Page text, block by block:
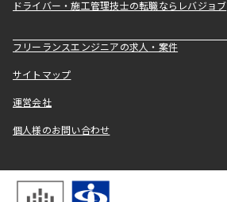
ドライバー・施工管理技士の転職ならレバジョブ
フリーランスエンジニアの求人・案件
サイトマップ
運営会社
個人様のお問い合わせ